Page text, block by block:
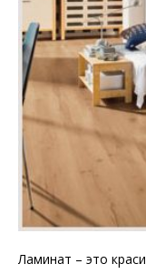
Ламинат – это